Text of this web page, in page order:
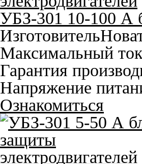
УБЗ-301 10-100 А
Изготовитель
Максимальный
Гарантия
Напряжение
Ознакомиться